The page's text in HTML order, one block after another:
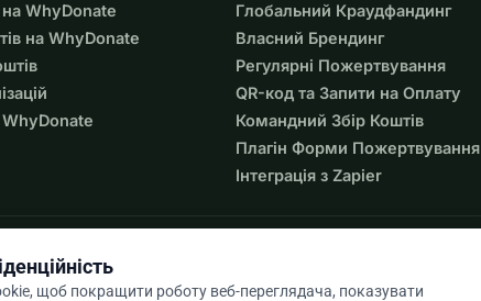
на WhyDonate
на WhyDonate
Глобальний Краудфандинг
Власний Брендинг
Регулярні Пожертвування
QR-код та Запити на Оплату
Командний Збір Коштів
Плагін Форми Пожертвування
Інтеграція з Zapier
щоб покращити роботу веб-переглядача, показувати